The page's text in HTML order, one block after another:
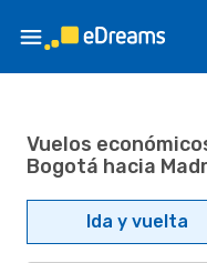
Vuelos
Bogotá hacia
Ida y vuelta